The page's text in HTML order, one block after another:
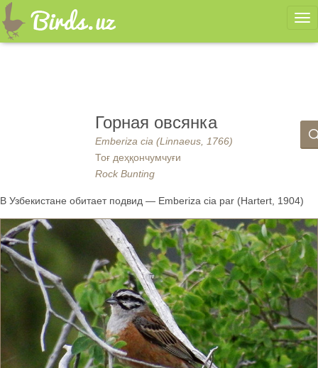
Горная овсянка
Emberiza cia (Linnaeus, 1766)
Тоғ деҳқончумчуғи
Rock Bunting
В Узбекистане обитает подвид — Emberiza cia par (Hartert, 1904)